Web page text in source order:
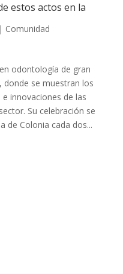
estos actos en la
| Comunidad
odontología de gran
donde se muestran los
innovaciones de las
Su celebración se
de Colonia cada dos...